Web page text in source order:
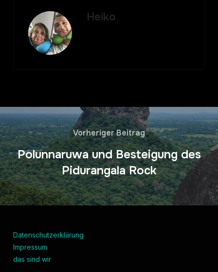
Heiko
Vorheriger Beitrag
Polunnaruwa und Besteigung des
Pidurangala Rock
Datenschutzerklärung
Impressum
das sind wir